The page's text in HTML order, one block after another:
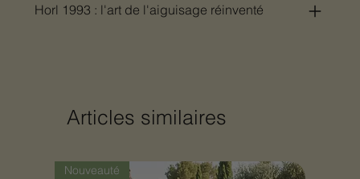
Horl 1993 : l'art de l'aiguisage réinventé
Articles similaires
Nouveauté